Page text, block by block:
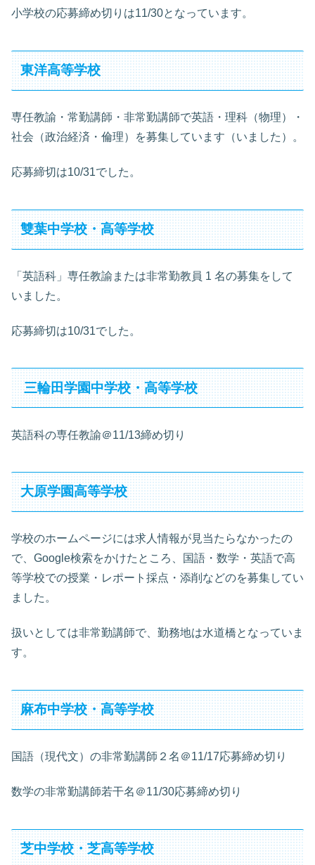
小学校の応募締め切りは11/30となっています。
東洋高等学校
専任教諭・常勤講師・非常勤講師で英語・理科（物理）・
社会（政治経済・倫理）を募集しています（いました）。
応募締切は10/31でした。
雙葉中学校・高等学校
「英語科」専任教諭または非常勤教員 1 名の募集をして
いました。
応募締切は10/31でした。
三輪田学園中学校・高等学校
英語科の専任教諭＠11/13締め切り
大原学園高等学校
学校のホームページには求人情報が見当たらなかったの
で、Google検索をかけたところ、国語・数学・英語で高
等学校での授業・レポート採点・添削などのを募集してい
ました。
扱いとしては非常勤講師で、勤務地は水道橋となっていま
す。
麻布中学校・高等学校
国語（現代文）の非常勤講師２名＠11/17応募締め切り
数学の非常勤講師若干名＠11/30応募締め切り
芝中学校・芝高等学校